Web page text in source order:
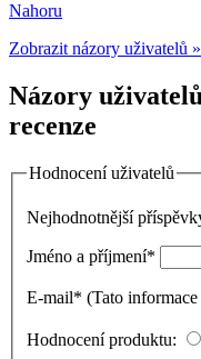
Nahoru
Zobrazit názory uživatelů »
Názory
recenze
Hodnocení uživatelů
Nejhodnotnější
Jméno a příjmení*
E-mail* (Tato
Hodnocení produktu: